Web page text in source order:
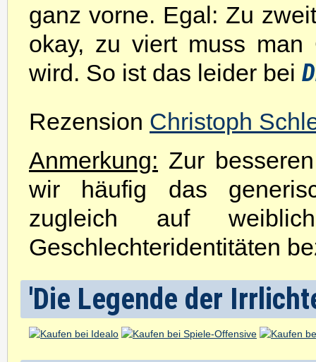
ganz vorne. Egal: Zu
okay, zu viert muss
wird. So ist das leider bei
Rezension Christoph
Anmerkung: Zur
wir häufig das
zugleich auf
Geschlechteridentitäten
'Die Legende der